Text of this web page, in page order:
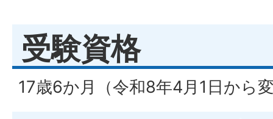
受験資格
17歳6か月（令和8年4月1日から